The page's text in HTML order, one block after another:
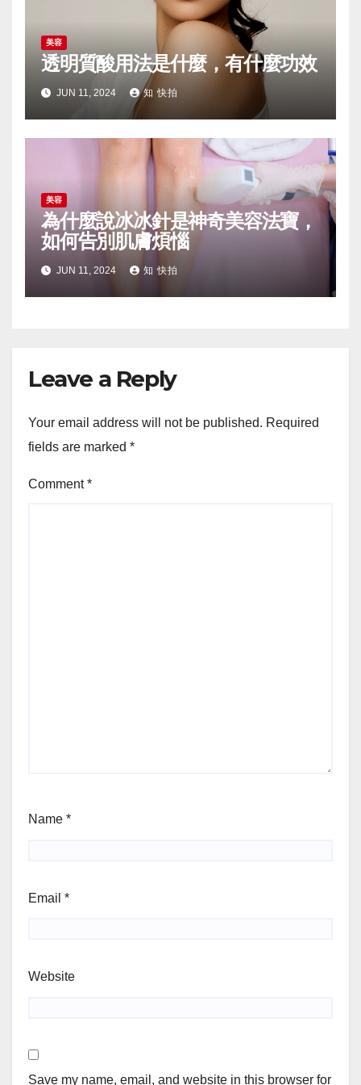
美容
透明質酸用法是什麼，有什麼功效
JUN 11, 2024 知 快拍
美容
為什麼說冰冰針是神奇美容法寶，
如何告別肌膚煩惱
JUN 11, 2024 知 快拍
Leave a Reply
Your email address will not be published. Required
fields are marked *
Comment*
Name *
Email *
Website
Save my name, email, and website in this browser for